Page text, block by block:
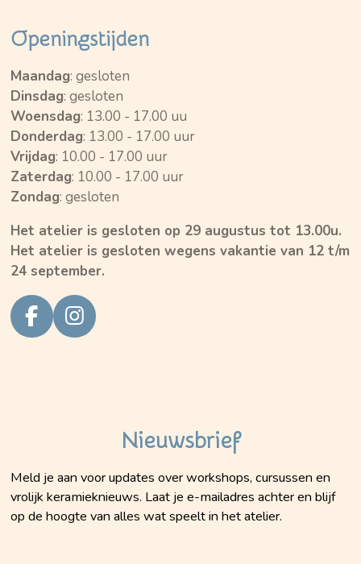
Openingstijden
Maandag: gesloten
Dinsdag: gesloten
Woensdag: 13.00 - 17.00 uu
Donderdag: 13.00 - 17.00 uur
Vrijdag: 10.00 - 17.00 uur
Zaterdag: 10.00 - 17.00 uur
Zondag: gesloten
Het atelier is gesloten op 29 augustus tot 13.00u.
Het atelier is gesloten wegens vakantie van 12 t/m
24 september.
F
a
I
n
m
Nieuwsbrief
Meld je aan voor updates over workshops, cursussen en
vrolijk keramieknieuws. Laat je e-mailadres achter en blijf
op de hoogte van alles wat speelt in het atelier.